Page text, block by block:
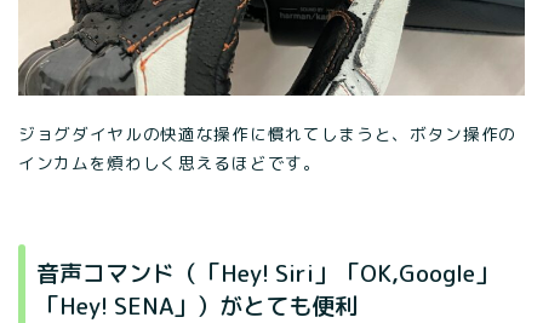
ジョグダイヤルの快適な操作に慣れてしまうと、ボタン操作の
インカムを煩わしく思えるほどです。
音声コマンド（「Hey! Siri」「OK,Google」
「Hey! SENA」）がとても便利